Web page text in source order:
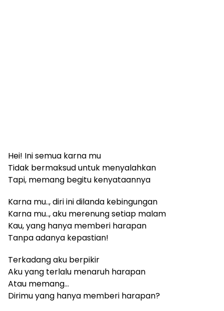
Hei! Ini semua karna mu
Tidak bermaksud untuk menyalahkan
Tapi, memang begitu kenyataannya
Karna mu.., diri ini dilanda kebingungan
Karna mu.., aku merenung setiap malam
Kau, yang hanya memberi harapan
Tanpa adanya kepastian!
Terkadang aku berpikir
Aku yang terlalu menaruh harapan
Atau memang…
Dirimu yang hanya memberi harapan?